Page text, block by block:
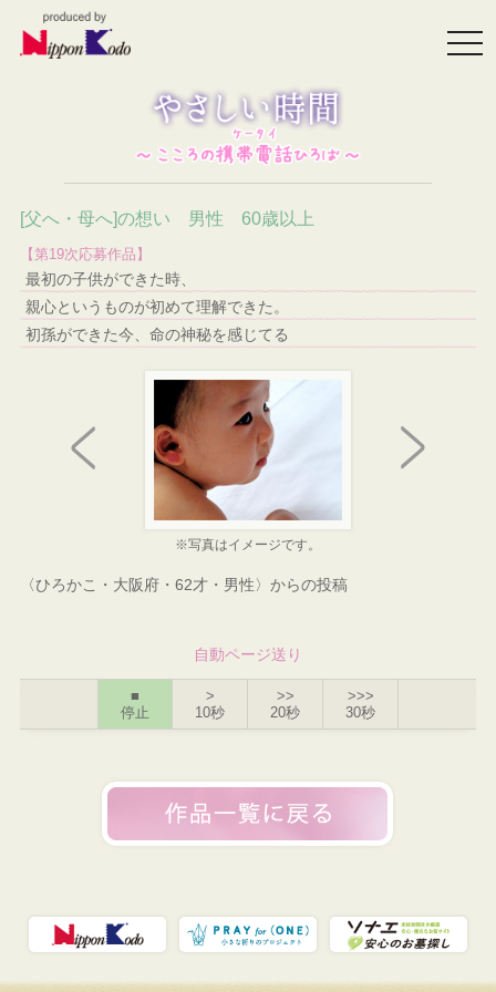
[父へ・母へ]の想い 男性 60歳以上
【第19次応募作品】
最初の子供ができた時、
親心というものが初めて理解できた。
初孫ができた今、命の神秘を感じてる
※写真はイメージです。
〈ひろかこ・大阪府・62才・男性〉からの投稿
自動ページ送り
■
停止
>
10秒
>>
20秒
>>>
30秒